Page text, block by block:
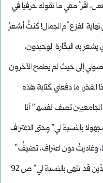
اقرأ معي ما تقوله حرفيا في
في نهاية الفزع أم الجمال! كنتُ أشعرُ
به البحَّارة الوحيدون،
إلى حيث لم يطمح الآخرون
ما دفعني لكتابة هذه
الجامعيين تصف نفسها” أنا
بالنسبة لي” وحتى الاعتراف
وغادرتْ دون اعتراف، تضيفُ”
عرفتُ عندما غادرت الكنيسة أن زمن الدِّين قد انتهى بالنسبة لي” ص 92